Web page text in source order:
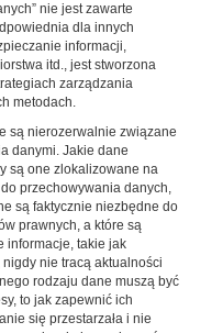
nie jest zawarte
dla innych
informacji,
itd., jest stworzona
zarządzania
metodach.
są nierozerwalnie związane
danymi. Jakie dane
są one zlokalizowane na
przechowywania danych,
są faktycznie niezbędne do
prawnych, a które są
informacje, takie jak
nie tracą aktualności
rodzaju dane muszą być
to jak zapewnić ich
się przestarzała i nie